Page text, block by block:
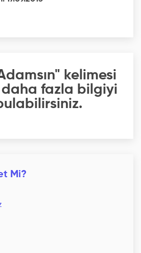
kelimesi
daha fazla bilgiyi
Mi?